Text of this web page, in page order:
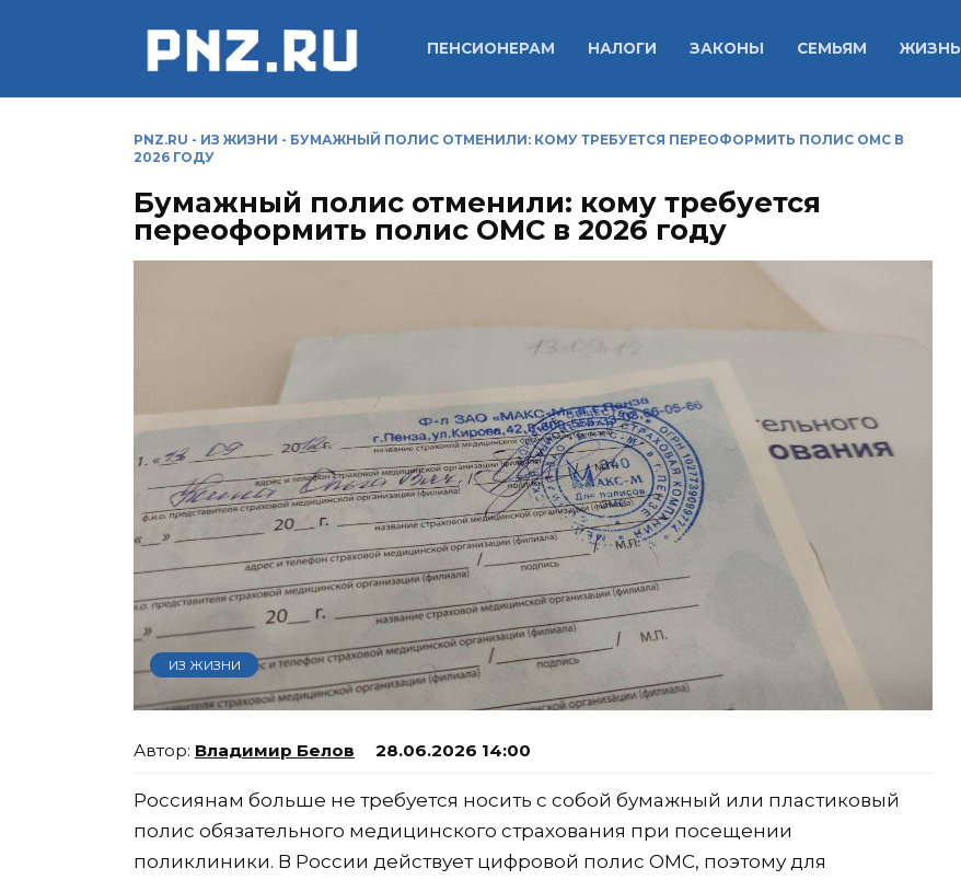
ПЕНСИОНЕРАМ НАЛОГИ ЗАКОНЫ СЕМЬЯМ ЖИЗНЬ
PNZ.RU - ИЗ ЖИЗНИ - БУМАЖНЫЙ ПОЛИС ОТМЕНИЛИ: КОМУ ТРЕБУЕТСЯ ПЕРЕОФОРМИТЬ ПОЛИС ОМС В
2026 ГОДУ
Бумажный полис отменили: кому требуется
переоформить полис ОМС в 2026 году
ИЗ ЖИЗНИ
Владимир Белов 28.06.2026 14:00
Россиянам больше не требуется носить с собой бумажный или пластиковый
полис обязательного медицинского страхования при посещении
поликлиники. В России действует цифровой полис ОМС, поэтому для